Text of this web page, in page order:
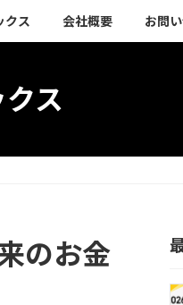
クス 会社概要 お問
ス
のお金